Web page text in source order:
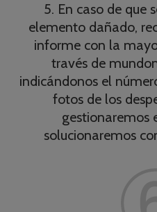
5. En caso de que
elemento dañado,
informe con la
través de
indicándonos el
fotos de los
gestionaremos
solucionaremos